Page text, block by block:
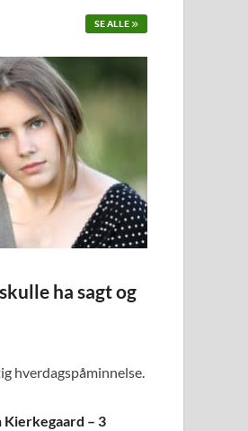
SE ALLE
ha sagt og
hverdagspåminnelse.
Kierkegaard – 3